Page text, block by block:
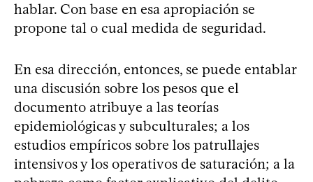
hablar. Con base en esa apropiación se
propone tal o cual medida de seguridad.
En esa dirección, entonces, se puede entablar
una discusión sobre los pesos que el
documento atribuye a las teorías
epidemiológicas y subculturales; a los
estudios empíricos sobre los patrullajes
intensivos y los operativos de saturación; a la